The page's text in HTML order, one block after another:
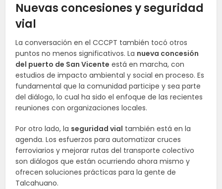
Nuevas concesiones y seguridad
vial
La conversación en el CCCPT también tocó otros
puntos no menos significativos. La nueva concesión
del puerto de San Vicente está en marcha, con
estudios de impacto ambiental y social en proceso. Es
fundamental que la comunidad participe y sea parte
del diálogo, lo cual ha sido el enfoque de las recientes
reuniones con organizaciones locales.
Por otro lado, la seguridad vial también está en la
agenda. Los esfuerzos para automatizar cruces
ferroviarios y mejorar rutas del transporte colectivo
son diálogos que están ocurriendo ahora mismo y
ofrecen soluciones prácticas para la gente de
Talcahuano.